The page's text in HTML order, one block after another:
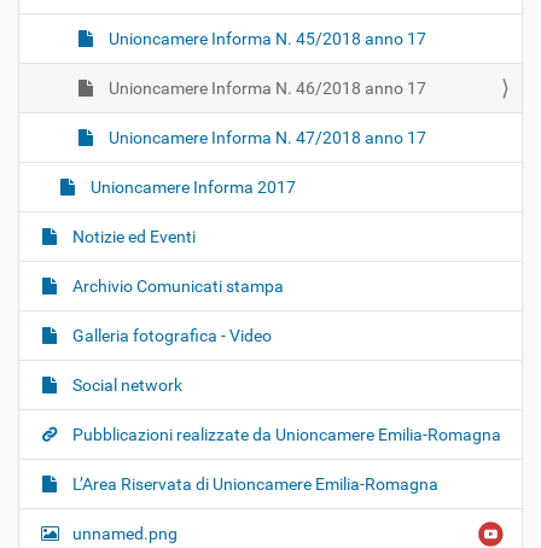
Unioncamere Informa N. 45/2018 anno 17
Unioncamere Informa N. 46/2018 anno 17
Unioncamere Informa N. 47/2018 anno 17
Unioncamere Informa 2017
Notizie ed Eventi
Archivio Comunicati stampa
Galleria fotografica - Video
Social network
Pubblicazioni realizzate da Unioncamere Emilia-Romagna
L’Area Riservata di Unioncamere Emilia-Romagna
unnamed.png